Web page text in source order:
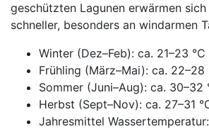
geschützten Lagunen erwärmen
schneller, besonders an windarmen
Winter (Dez–Feb): ca. 21–23 °C
Frühling (März–Mai): ca. 22–28
Sommer (Juni–Aug): ca. 30–32
Herbst (Sept–Nov): ca. 27–31
Jahresmittel